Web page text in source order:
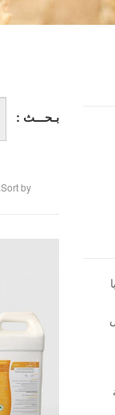
بـحـــث :
Sort by